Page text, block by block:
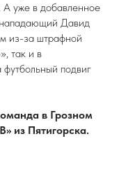
А уже в добавленное
Давид
из-за штрафной
так и в
подвиг
в Грозном
из Пятигорска.